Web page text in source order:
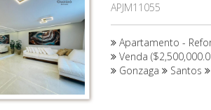
APJM11055
Apartamento -
Venda
Gonzaga
Santos